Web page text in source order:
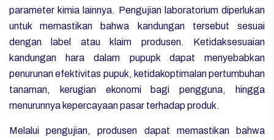
parameter kimia lainnya. Pengujian laboratorium diperlukan
untuk memastikan bahwa kandungan tersebut sesuai
dengan label atau klaim produsen. Ketidaksesuaian
kandungan hara dalam pupupk dapat menyebabkan
penurunan efektivitas pupuk, ketidakoptimalan pertumbuhan
tanaman, kerugian ekonomi bagi pengguna, hingga
menurunnya kepercayaan pasar terhadap produk.
Melalui pengujian, produsen dapat memastikan bahwa